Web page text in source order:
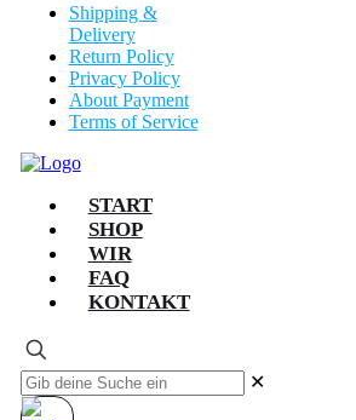
Shipping &
Delivery
Return Policy
Privacy Policy
About Payment
Terms of Service
START
SHOP
WIR
FAQ
KONTAKT
✕